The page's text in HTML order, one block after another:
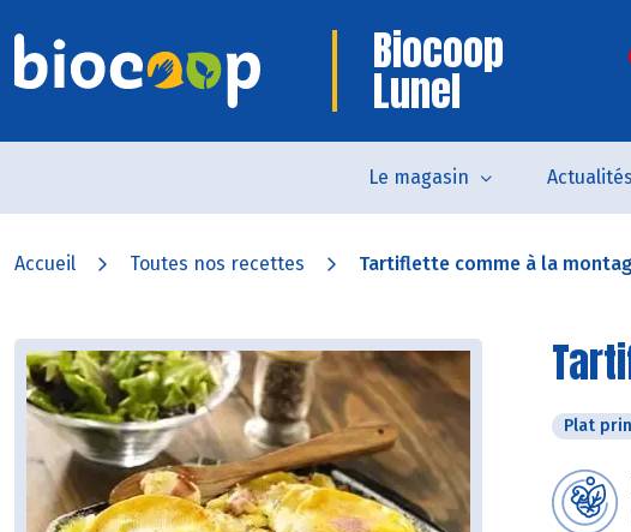
Biocoop
Lunel
Le magasin Actualités
Accueil Toutes nos recettes Tartiflette comme à la
Plat